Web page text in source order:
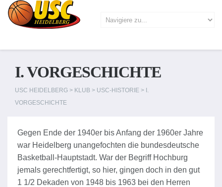
I. VORGESCHICHTE
USC HEIDELBERG > KLUB > USC-HISTORIE > I.
VORGESCHICHTE
Gegen Ende der 1940er bis Anfang der 1960er Jahre
war Heidelberg unangefochten die bundesdeutsche
Basketball-Hauptstadt. War der Begriff Hochburg
jemals gerechtfertigt, so hier, gingen doch in den gut
1 1/2 Dekaden von 1948 bis 1963 bei den Herren